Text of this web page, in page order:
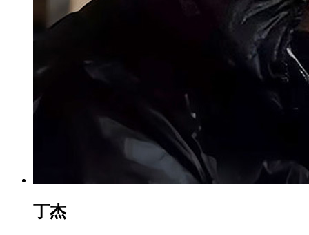
丁杰